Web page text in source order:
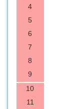
4
5
6
7
8
9
10
11